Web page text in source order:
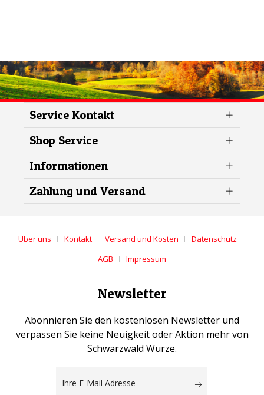
Service Kontakt
Shop Service
Informationen
Zahlung und Versand
Über uns Kontakt Versand und Kosten
Datenschutz
AGB
Impressum
Newsletter
Abonnieren Sie den kostenlosen Newsletter und
verpassen Sie keine Neuigkeit oder Aktion mehr von
Schwarzwald Würze.